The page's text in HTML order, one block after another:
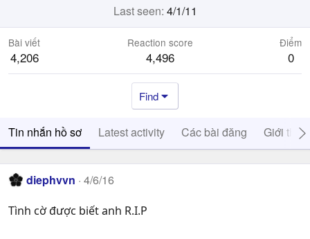
Last seen 4/1/11
Bài viết
4,206
Reaction score
4,496
Điểm
0
Find
Tin nhắn hồ sơ Latest activity Các bài đăng Giới thiệu
diephvvn 4/6/16
Tình cờ được biết anh R.I.P